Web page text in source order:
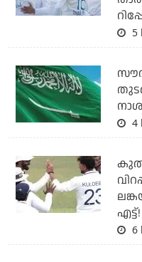
5
4
എട്ട്!
6